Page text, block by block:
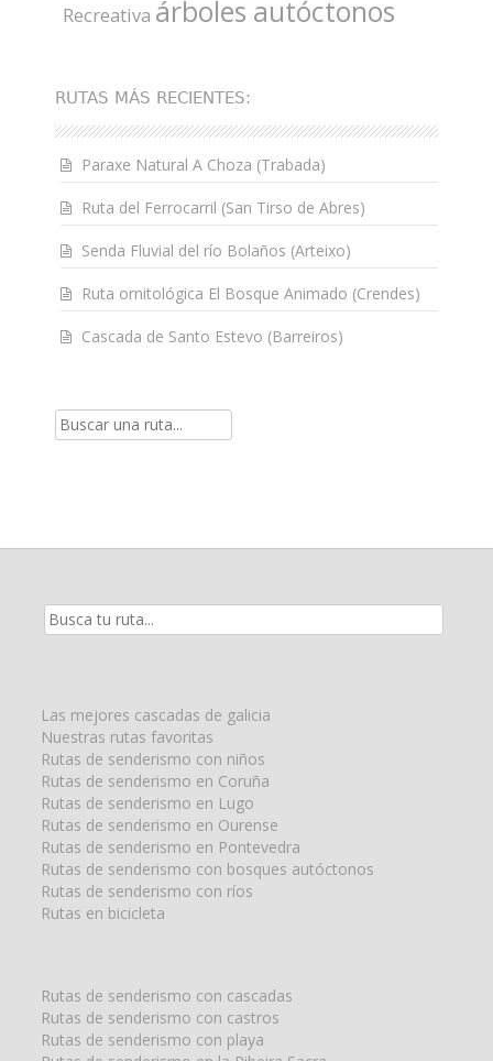
Recreativa árboles autóctonos
RUTAS MÁS RECIENTES:
Paraxe Natural A Choza (Trabada)
Ruta del Ferrocarril (San Tirso de Abres)
Senda Fluvial del río Bolaños (Arteixo)
Ruta ornitológica El Bosque Animado (Crendes)
Cascada de Santo Estevo (Barreiros)
Resultados
Las mejores cascadas de galicia
Nuestras rutas favoritas
Rutas de senderismo con niños
Rutas de senderismo en Coruña
Rutas de senderismo en Lugo
Rutas de senderismo en Ourense
Rutas de senderismo en Pontevedra
Rutas de senderismo con bosques autóctonos
Rutas de senderismo con ríos
Rutas en bicicleta
Rutas de senderismo con cascadas
Rutas de senderismo con castros
Rutas de senderismo con playa